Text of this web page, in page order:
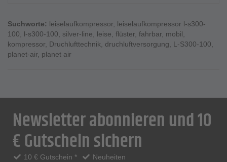
Suchworte: leiselaufkompressor, leiselaufkompressor l-s300-
100, l-s300-100, silver-line, leise, flüster, fahrbar, mobil,
kompressor, Druchlufttechnik, druchluftversorgung, L-S300-100,
planet-air, planet air
Newsletter abonnieren und 10
€ Gutschein sichern
10 € Gutschein *
Neuheiten